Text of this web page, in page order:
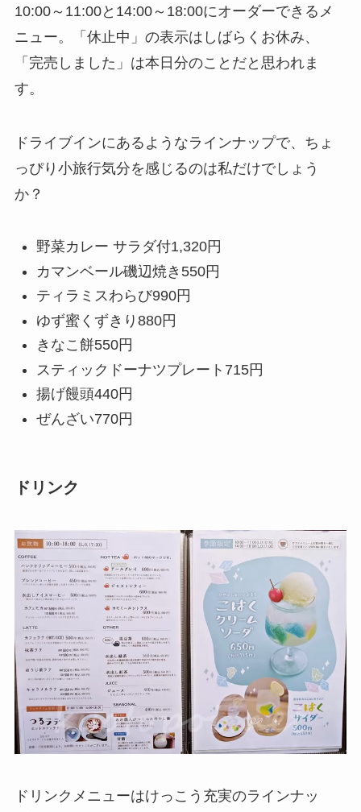
10:00～11:00と14:00～18:00にオーダーできるメ
ニュー。「休止中」の表示はしばらくお休み、
「完売しました」は本日分のことだと思われま
す。
ドライブインにあるようなラインナップで、ちょ
っぴり小旅行気分を感じるのは私だけでしょう
か？
野菜カレー サラダ付1,320円
カマンベール磯辺焼き 550円
ティラミスわらび990円
ゆず蜜くずきり 880円
きなこ餅550円
スティックドーナツプレート 715円
揚げ饅頭440円
ぜんざい770円
ドリンク
ドリンクメニューはけっこう充実のラインナッ